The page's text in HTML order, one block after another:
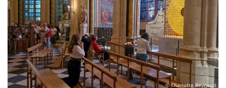
© Charlotte Reynaud